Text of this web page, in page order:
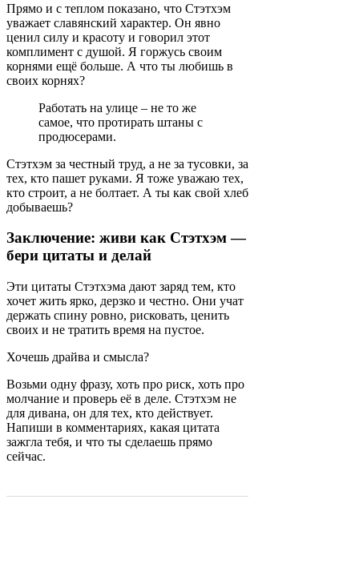
Прямо и с теплом показано, что Стэтхэм
уважает славянский характер. Он явно
ценил силу и красоту и говорил этот
комплимент с душой. Я горжусь своим
корнями ещё больше. А что ты любишь в
своих корнях?
Работать на улице – не то же
самое, что протирать штаны с
продюсерами.
Стэтхэм за честный труд, а не за тусовки, за
тех, кто пашет руками. Я тоже уважаю тех,
кто строит, а не болтает. А ты как свой хлеб
добываешь?
Заключение: живи как Стэтхэм —
бери цитаты и делай
Эти цитаты Стэтхэма дают заряд тем, кто
хочет жить ярко, дерзко и честно. Они учат
держать спину ровно, рисковать, ценить
своих и не тратить время на пустое.
Хочешь драйва и смысла?
Возьми одну фразу, хоть про риск, хоть про
молчание и проверь её в деле. Стэтхэм не
для дивана, он для тех, кто действует.
Напиши в комментариях, какая цитата
зажгла тебя, и что ты сделаешь прямо
сейчас.